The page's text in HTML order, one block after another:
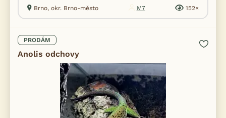
Brno, okr. Brno-město
M7 152×
PRODÁM
Anolis odchovy